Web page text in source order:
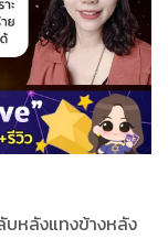
บหลังแทงข้างหลัง